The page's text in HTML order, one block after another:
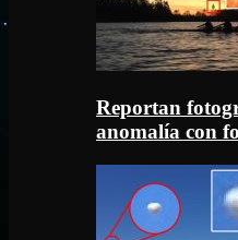
Reportan
anomalía con